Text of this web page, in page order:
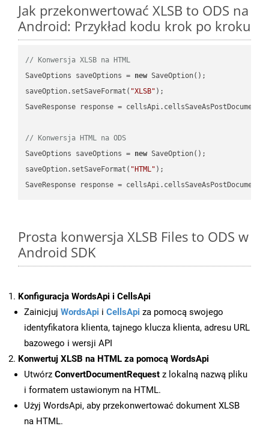
Jak przekonwertować XLSB to ODS na
Android: Przykład kodu krok po kroku
// Konwersja XLSB na HTML
SaveOptions saveOptions = new SaveOption();
saveOption.setSaveFormat( "XLSB" );
SaveResponse response =
// Konwersja HTML na ODS
SaveOptions saveOptions = new SaveOption();
saveOption.setSaveFormat( "HTML" );
SaveResponse response =
Prosta konwersja XLSB Files to ODS w
Android SDK
Konfiguracja WordsApi i CellsApi
Zainicjuj WordsApi i CellsApi za pomocą swojego
identyfikatora klienta, tajnego klucza klienta, adresu URL
bazowego i wersji API
Konwertuj XLSB na HTML za pomocą WordsApi
Utwórz ConvertDocumentRequest z lokalną nazwą pliku
i formatem ustawionym na HTML.
Użyj WordsApi, aby przekonwertować dokument XLSB
na HTML.